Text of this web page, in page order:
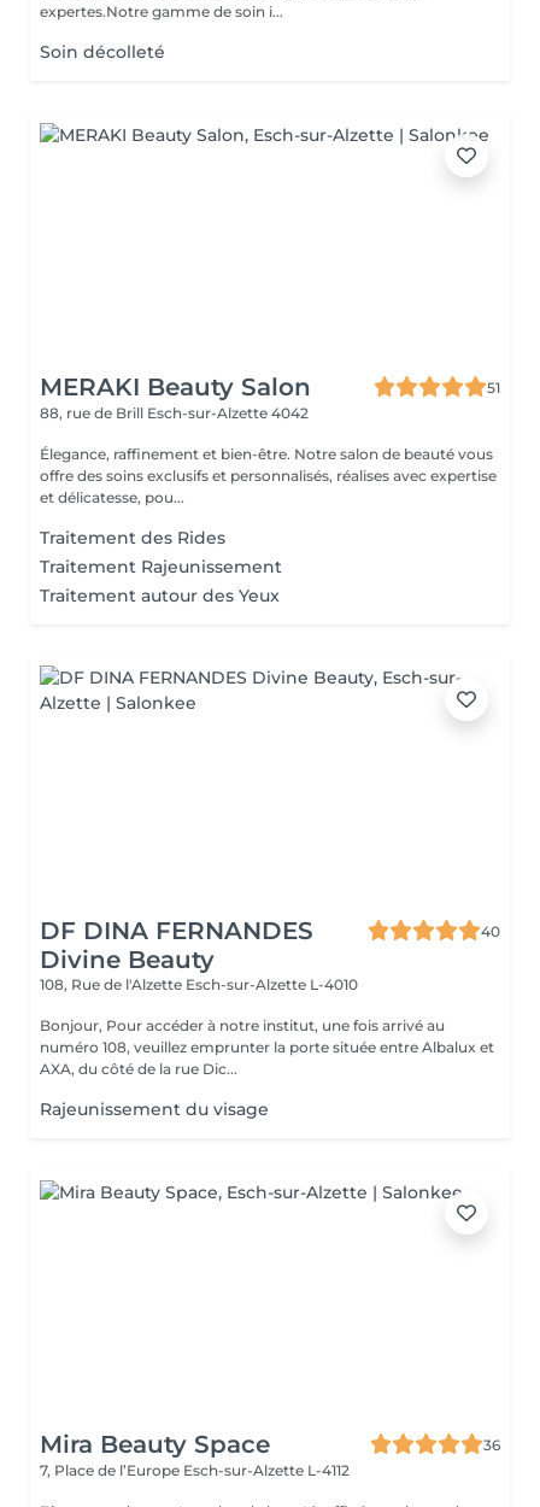
expertes.Notre gamme de soin i...
Soin décolleté
MERAKI Beauty Salon
51
88, rue de Brill Esch-sur-Alzette 4042
Élegance, raffinement et bien-être. Notre salon de beauté vous
offre des soins exclusifs et personnalisés, réalises avec expertise
et délicatesse, pou...
Traitement des Rides
Traitement Rajeunissement
Traitement autour des Yeux
DF DINA FERNANDES
Divine Beauty
40
108, Rue de l'Alzette Esch-sur-Alzette L-4010
Bonjour, Pour accéder à notre institut, une fois arrivé au
numéro 108, veuillez emprunter la porte située entre Albalux et
AXA, du côté de la rue Dic...
Rajeunissement du visage
Mira Beauty Space
36
7, Place de l’Europe Esch-sur-Alzette L-4112